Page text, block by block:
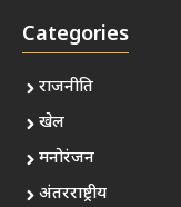
Categories
राजनीति
खेल
मनोरंजन
अंतरराष्ट्रीय